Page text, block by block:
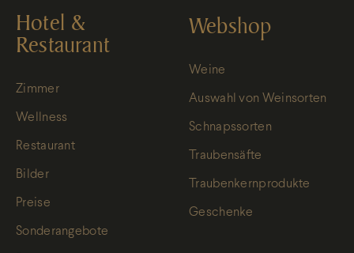
Hotel &
Restaurant
Zimmer
Wellness
Restaurant
Bilder
Preise
Sonderangebote
Webshop
Weine
Auswahl von Weinsorten
Schnapssorten
Traubensäfte
Traubenkernprodukte
Geschenke